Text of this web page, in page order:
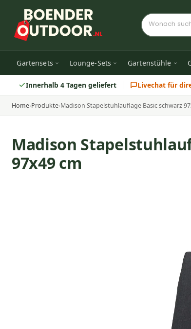
Gartensets Lounge-Sets Gartenstühle
Innerhalb 4 Tagen geliefert Livechat für
Home›Produkte›Madison Stapelstuhlauflage Basic schwarz
Madison
97x49 cm